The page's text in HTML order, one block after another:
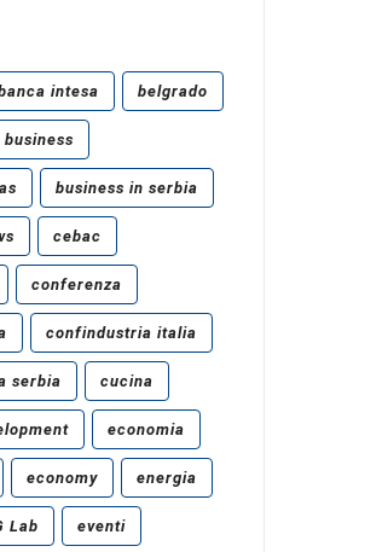
intesa belgrado
business
business in serbia
cebac
conferenza
confindustria italia
serbia cucina
economia
economy energia
Lab eventi